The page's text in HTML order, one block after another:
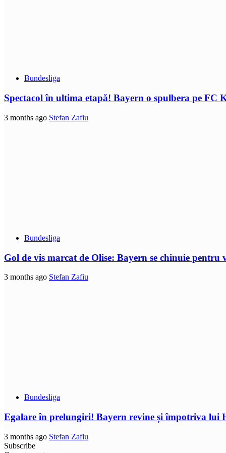
Bundesliga
Spectacol în ultima etapă! Bayern o spulbera pe FC
3 months ago Stefan Zafiu
Bundesliga
Gol de vis marcat de Olise: Bayern se chinuie pentru
3 months ago Stefan Zafiu
Bundesliga
Egalare în prelungiri! Bayern revine și împotriva lui
3 months ago Stefan Zafiu
Subscribe